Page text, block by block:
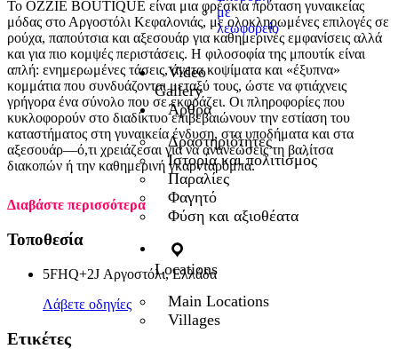
με
λεωφορείο
Video
Gallery
Άρθρα
Δραστηριότητες
Ιστορία και πολιτισμός
Παραλίες
Φαγητό
Φύση και αξιοθέατα
Locations
Main Locations
Villages
Το OZZIE BOUTIQUE είναι μια φρέσκια πρόταση γυναικείας
μόδας στο Αργοστόλι Κεφαλονιάς, με ολοκληρωμένες επιλογές σε
ρούχα, παπούτσια και αξεσουάρ για καθημερινές εμφανίσεις αλλά
και για πιο κομψές περιστάσεις. Η φιλοσοφία της μπουτίκ είναι
απλή: ενημερωμένες τάσεις, άνετα κοψίματα και «έξυπνα»
κομμάτια που συνδυάζονται μεταξύ τους, ώστε να φτιάχνεις
γρήγορα ένα σύνολο που σε εκφράζει. Οι πληροφορίες που
κυκλοφορούν στο διαδίκτυο επιβεβαιώνουν την εστίαση του
καταστήματος στη γυναικεία ένδυση, στα υποδήματα και στα
αξεσουάρ—ό,τι χρειάζεσαι για να ανανεώσεις τη βαλίτσα
διακοπών ή την καθημερινή γκαρνταρόμπα.
Διαβάστε περισσότερα
Τοποθεσία
5FHQ+2J Αργοστόλι, Ελλάδα
Λάβετε οδηγίες
Ετικέτες